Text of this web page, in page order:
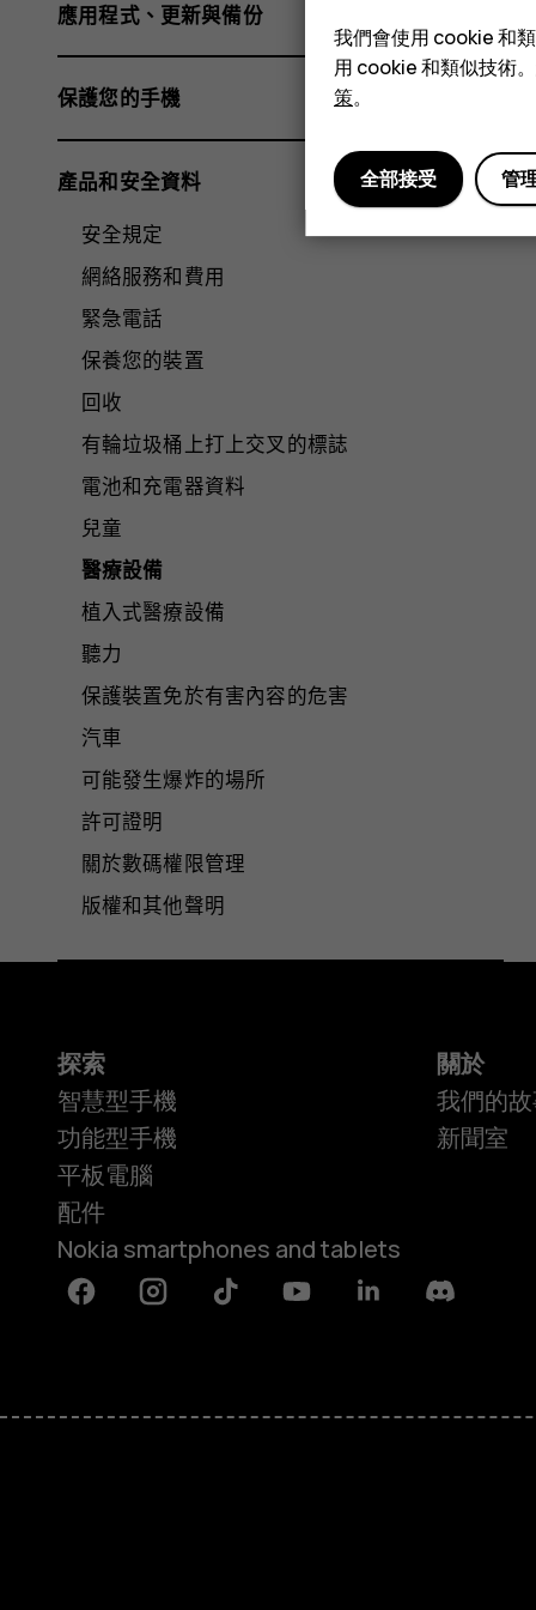
應用程式、更新與備份
保護您的手機
產品和安全資料
安全規定
網絡服務和費用
緊急電話
保養您的裝置
回收
有輪垃圾桶上打上交叉的標誌
電池和充電器資料
兒童
醫療設備
植入式醫療設備
聽力
保護裝置免於有害內容的危害
汽車
可能發生爆炸的場所
許可證明
關於數碼權限管理
版權和其他聲明
探索
智慧型手機
功能型手機
平板電腦
配件
Nokia smartphones and tablets
關於
我們的
新聞室
FacebookInstagramTiktok YoutubeLinkedinDiscord
我們會使用 cookie 和
用 cookie 和類似技術
策。
管
全部接受